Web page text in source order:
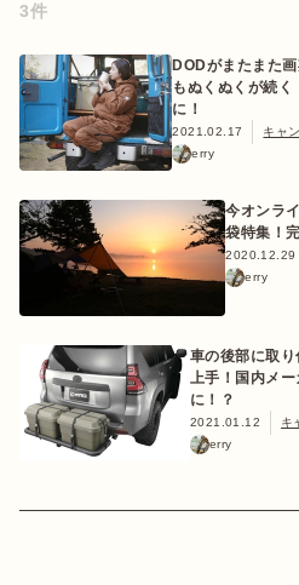
3件
DODがまたまた
もぬくぬくが続
に！
2021.02.17
キャ
erry
今オンラ
袋特集！
2020.12.29
erry
車の後部に取
上手！国内メ
に！？
2021.01.12
キ
erry
公式オンラインスト
おすすめ特集
キャンプ用品
キャンプ場